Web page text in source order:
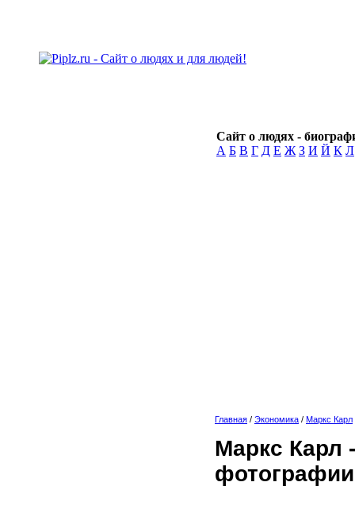
Сайт о людях -
А Б В Г Д Е Ж З И Й К Л
Главная / Экономика / Маркс Карл
Маркс Карл